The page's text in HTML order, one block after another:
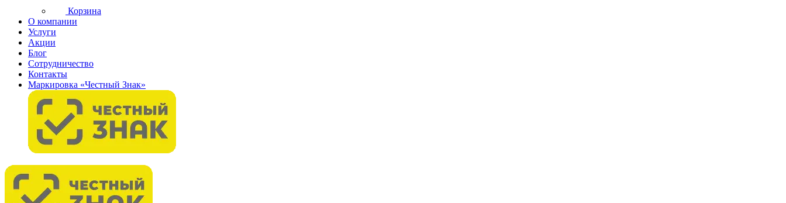
Корзина
О компании
Услуги
Акции
Блог
Сотрудничество
Контакты
Маркировка «Честный Знак»